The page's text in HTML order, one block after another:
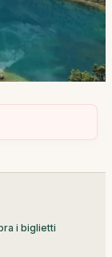
i biglietti